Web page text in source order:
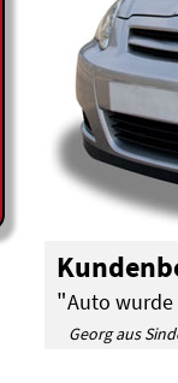
"Auto wurde
Georg aus